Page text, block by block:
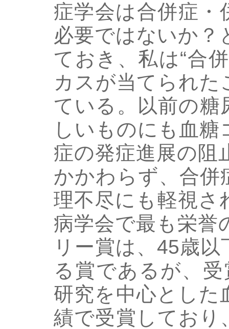
症学会は合併症・
必要ではないか？
ておき、私は“合
カスが当てられた
ている。以前の糖
しいものにも血
症の発症進展の阻
かかわらず、合併
理不尽にも軽視さ
病学会で最も栄誉
リー賞は、45歳
る賞であるが、
研究を中心とした
績で受賞しており